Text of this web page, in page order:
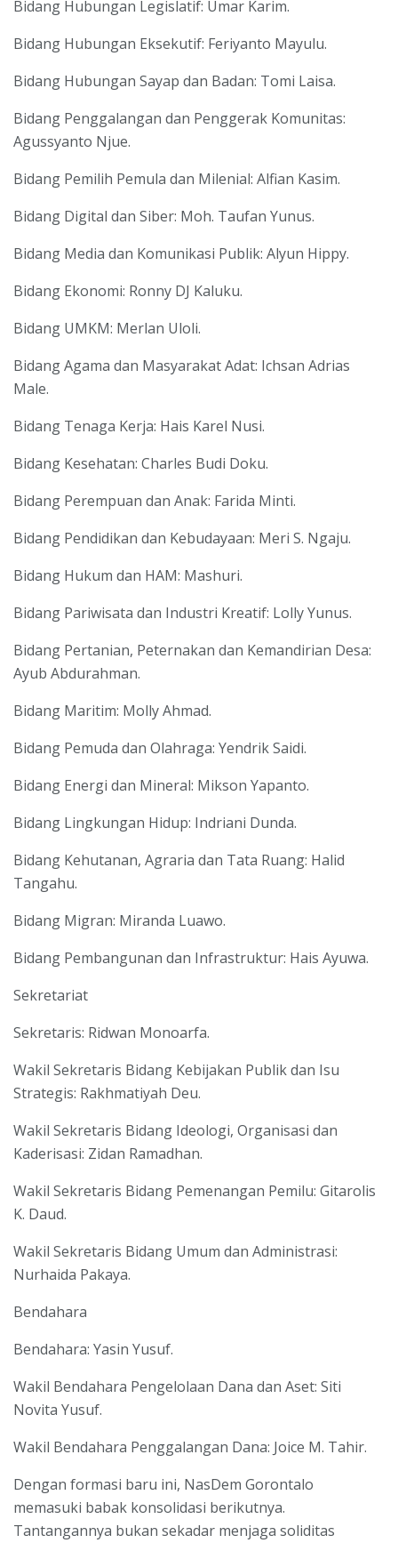
Bidang Hubungan Legislatif: Umar Karim.
Bidang Hubungan Eksekutif: Feriyanto Mayulu.
Bidang Hubungan Sayap dan Badan: Tomi Laisa.
Bidang Penggalangan dan Penggerak Komunitas:
Agussyanto Njue.
Bidang Pemilih Pemula dan Milenial: Alfian Kasim.
Bidang Digital dan Siber: Moh. Taufan Yunus.
Bidang Media dan Komunikasi Publik: Alyun Hippy.
Bidang Ekonomi: Ronny DJ Kaluku.
Bidang UMKM: Merlan Uloli.
Bidang Agama dan Masyarakat Adat: Ichsan Adrias
Male.
Bidang Tenaga Kerja: Hais Karel Nusi.
Bidang Kesehatan: Charles Budi Doku.
Bidang Perempuan dan Anak: Farida Minti.
Bidang Pendidikan dan Kebudayaan: Meri S. Ngaju.
Bidang Hukum dan HAM: Mashuri.
Bidang Pariwisata dan Industri Kreatif: Lolly Yunus.
Bidang Pertanian, Peternakan dan Kemandirian Desa:
Ayub Abdurahman.
Bidang Maritim: Molly Ahmad.
Bidang Pemuda dan Olahraga: Yendrik Saidi.
Bidang Energi dan Mineral: Mikson Yapanto.
Bidang Lingkungan Hidup: Indriani Dunda.
Bidang Kehutanan, Agraria dan Tata Ruang: Halid
Tangahu.
Bidang Migran: Miranda Luawo.
Bidang Pembangunan dan Infrastruktur: Hais Ayuwa.
Sekretariat
Sekretaris: Ridwan Monoarfa.
Wakil Sekretaris Bidang Kebijakan Publik dan Isu
Strategis: Rakhmatiyah Deu.
Wakil Sekretaris Bidang Ideologi, Organisasi dan
Kaderisasi: Zidan Ramadhan.
Wakil Sekretaris Bidang Pemenangan Pemilu: Gitarolis
K. Daud.
Wakil Sekretaris Bidang Umum dan Administrasi:
Nurhaida Pakaya.
Bendahara
Bendahara: Yasin Yusuf.
Wakil Bendahara Pengelolaan Dana dan Aset: Siti
Novita Yusuf.
Wakil Bendahara Penggalangan Dana: Joice M. Tahir.
Dengan formasi baru ini, NasDem Gorontalo
memasuki babak konsolidasi berikutnya.
Tantangannya bukan sekadar menjaga soliditas